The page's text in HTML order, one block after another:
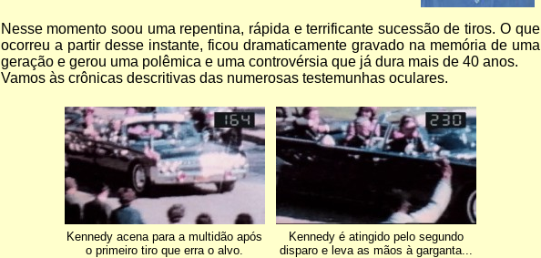
Nesse momento soou uma repentina, rápida e terrificante sucessão de tiros. O que
ocorreu a partir desse instante, ficou dramaticamente gravado na memória de uma
geração e gerou uma polêmica e uma controvérsia que já dura mais de 40 anos.
Vamos às crônicas descritivas das numerosas testemunhas oculares.
Kennedy acena para a multidão após
o primeiro tiro que erra o alvo.
Kennedy é atingido pelo segundo
disparo e leva as mãos à garganta...